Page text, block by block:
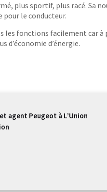
plus sportif, plus racé. Sa
pour le conducteur.
les fonctions facilement car
d’économie d’énergie.
agent Peugeot à L’Union